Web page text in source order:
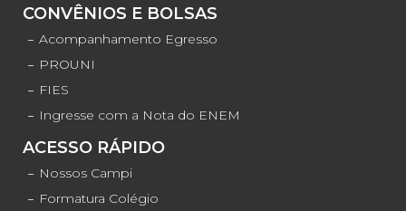
CONVÊNIOS E BOLSAS
Acompanhamento Egresso
PROUNI
FIES
Ingresse com a Nota do ENEM
ACESSO RÁPIDO
Nossos Campi
Formatura Colégio